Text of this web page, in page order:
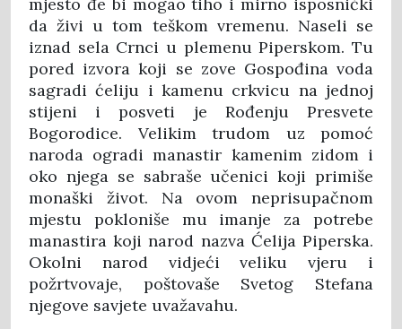
da živi u tom teškom vremenu. Naseli se
iznad sela Crnci u plemenu Piperskom. Tu
pored izvora koji se zove Gospođina voda
sagradi ćeliju i kamenu crkvicu na jednoj
stijeni i posveti je Rođenju Presvete
Bogorodice. Velikim trudom uz pomoć
naroda ogradi manastir kamenim zidom i
oko njega se sabraše učenici koji primiše
monaški život. Na ovom neprisupačnom
mjestu pokloniše mu imanje za potrebe
manastira koji narod nazva Ćelija Piperska.
Okolni narod vidjeći veliku vjeru i
požrtvovaje, poštovaše Svetog Stefana
njegove savjete uvažavahu.